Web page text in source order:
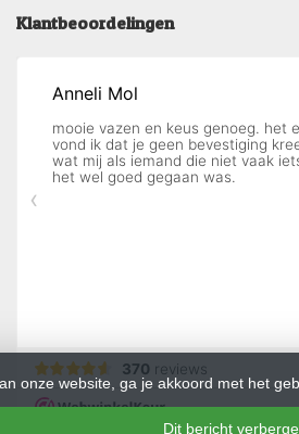
Klantbeoordelingen
onze website, ga je akkoord met het
Dit bericht